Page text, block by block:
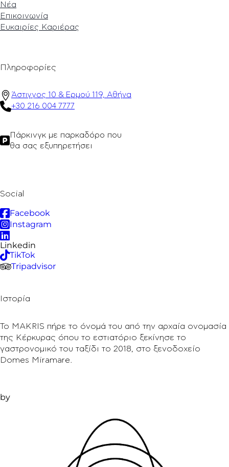
Πληροφορίες
Άστιγγος 10 & Ερμού 119, Αθήνα
+30 216 004 7777
Πάρκινγκ με παρκαδόρο που
θα σας εξυπηρετήσει
Νέα
Επικοινωνία
Ευκαιρίες Καριέρας
Social
Facebook
Instagram
Linkedin
TikTok
Tripadvisor
Ιστορία
Το MAKRIS πήρε το όνομά του από την αρχαία ονομασία
της Κέρκυρας όπου το εστιατόριο ξεκίνησε το
γαστρονομικό του ταξίδι το 2018, στο ξενοδοχείο
Domes Miramare.
by